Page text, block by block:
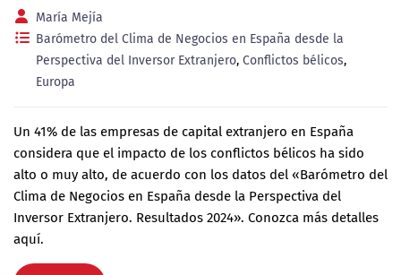
María Mejía
Barómetro del Clima de Negocios en España desde la
Perspectiva del Inversor Extranjero, Conflictos bélicos,
Europa
Un 41% de las empresas de capital extranjero en España
considera que el impacto de los conflictos bélicos ha sido
alto o muy alto, de acuerdo con los datos del «Barómetro del
Clima de Negocios en España desde la Perspectiva del
Inversor Extranjero. Resultados 2024». Conozca más detalles
aquí.